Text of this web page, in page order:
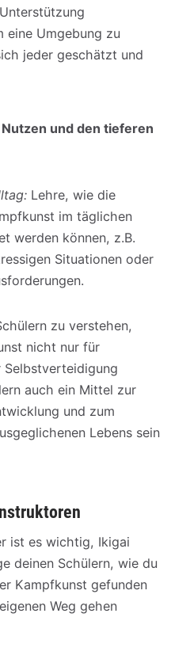
eine Umgebung zu
jeder geschätzt und
und den tieferen
Lehre, wie die
im täglichen
werden können, z.B.
Situationen oder
zu verstehen,
nicht nur für
auch ein Mittel zur
und zum
Lebens sein
ist es wichtig, Ikigai
deinen Schülern, wie du
Kampfkunst gefunden
Weg gehen